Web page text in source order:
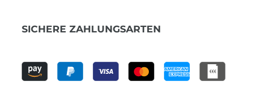
SICHERE ZAHLUNGSARTEN